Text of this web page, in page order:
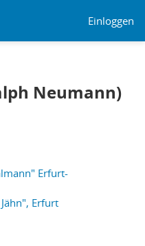
Einloggen
Neumann)
Erfurt-
Erfurt